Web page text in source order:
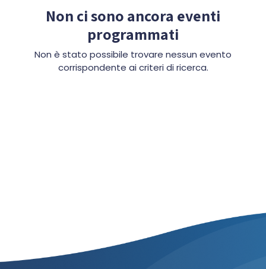
Non ci sono ancora eventi
programmati
Non è stato possibile trovare nessun evento
corrispondente ai criteri di ricerca.